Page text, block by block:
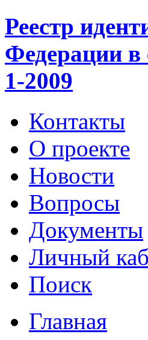
Реестр
Федерации
1-2009
Контакты
О проекте
Новости
Вопросы
Документы
Личный
Поиск
Главная